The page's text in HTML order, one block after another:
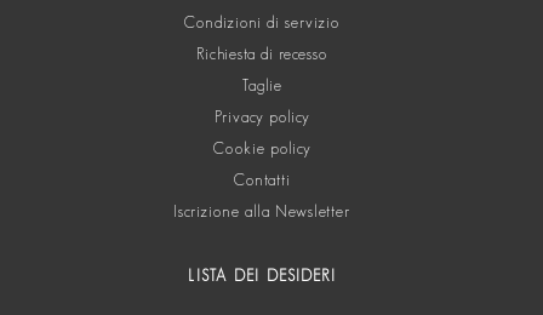
Condizioni di servizio
Richiesta di recesso
Taglie
Privacy policy
Cookie policy
Contatti
Iscrizione alla Newsletter
LISTA DEI DESIDERI